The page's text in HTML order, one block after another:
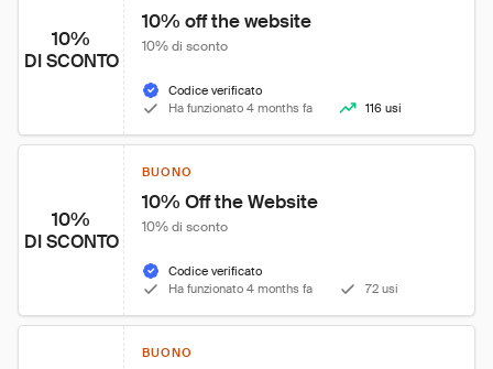
10%
DI SCONTO
10% off the website
10% di sconto
Codice verificato
Ha funzionato 4 months fa
116 usi
10%
DI SCONTO
BUONO
10% Off the Website
10% di sconto
Codice verificato
Ha funzionato 4 months fa
72 usi
BUONO